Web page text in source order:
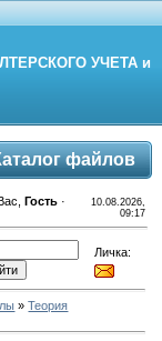
УЧЕТА и
файлов
,Гость ·
10.08.2026,
09:17
Личка:
»Теория